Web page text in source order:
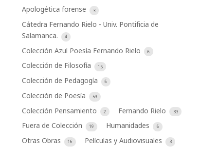
Apologética forense 3
Cátedra Fernando Rielo - Univ. Pontificia de
Salamanca.
4
Colección Azul Poesía Fernando Rielo 6
Colección de Filosofía 15
Colección de Pedagogía 6
Colección de Poesía 59
Colección Pensamiento 2 Fernando Rielo 33
Fuera de Colección 19 Humanidades 6
Otras Obras 16 Películas y Audiovisuales 3